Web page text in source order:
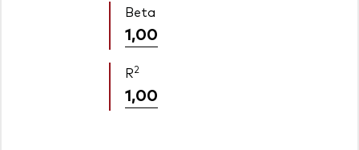
Beta
1,00
R2
1,00